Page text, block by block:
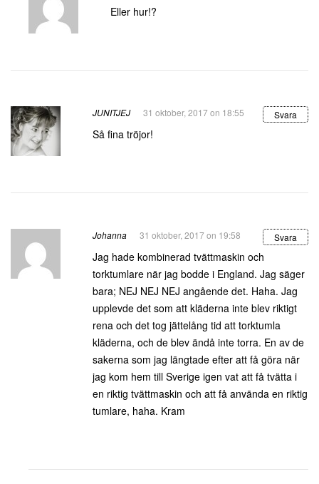
Eller hur!?
JUNITJEJ 31 oktober, 2017 on 18:55 Svara
Så fina tröjor!
Johanna 31 oktober, 2017 on 19:58 Svara
Jag hade kombinerad tvättmaskin och
torktumlare när jag bodde i England. Jag säger
bara; NEJ NEJ NEJ angående det. Haha. Jag
upplevde det som att kläderna inte blev riktigt
rena och det tog jättelång tid att torktumla
kläderna, och de blev ändå inte torra. En av de
sakerna som jag längtade efter att få göra när
jag kom hem till Sverige igen vat att få tvätta i
en riktig tvättmaskin och att få använda en riktig
tumlare, haha. Kram